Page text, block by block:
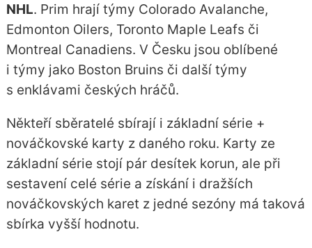
NHL. Prim hrají týmy Colorado Avalanche,
Edmonton Oilers, Toronto Maple Leafs či
Montreal Canadiens. V Česku jsou oblíbené
i týmy jako Boston Bruins či další týmy
s enklávami českých hráčů.
Někteří sběratelé sbírají i základní série +
nováčkovské karty z daného roku. Karty ze
základní série stojí pár desítek korun, ale při
sestavení celé série a získání i dražších
nováčkovských karet z jedné sezóny má taková
sbírka vyšší hodnotu.